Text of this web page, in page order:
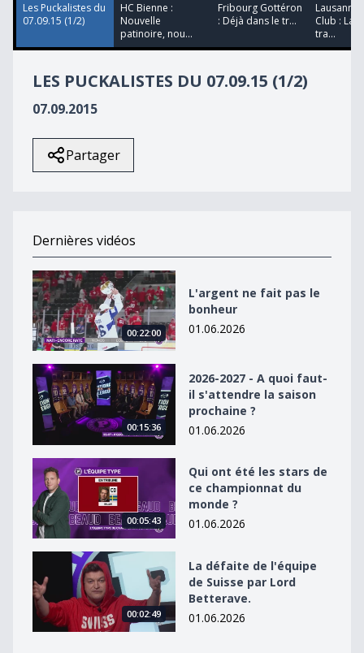
27
seconds
Les Puckalistes du
07.09.15 (1/2)
HC Bienne :
Nouvelle
patinoire, nou...
Fribourg Gottéron
: Déjà dans le tr...
Lausanne
Club : La
tra...
LES PUCKALISTES DU 07.09.15 (1/2)
07.09.2015
Partager
Dernières vidéos
L&#039;argent ne fait pas le bonheur
00:22:00
L'argent ne fait pas le
bonheur
01.06.2026
2026-2027 - A quoi faut-il s&#039;attendre la saison
00:15:36
2026-2027 - A quoi faut-
il s'attendre la saison
prochaine ?
01.06.2026
Qui ont été les stars de ce championnat du monde ?
00:05:43
Qui ont été les stars de
ce championnat du
monde ?
01.06.2026
La défaite de l&#039;équipe de Suisse par Lord
00:02:49
La défaite de l'équipe
de Suisse par Lord
Betterave.
01.06.2026